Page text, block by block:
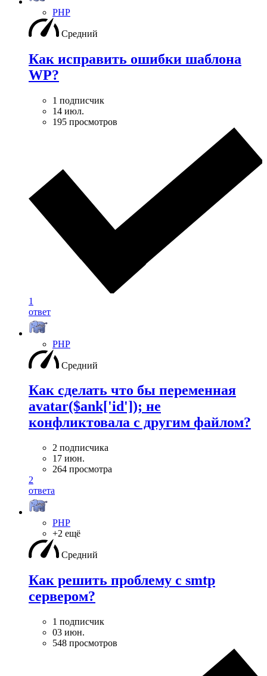
PHP
Средний
Как исправить ошибки шаблона
WP?
1 подписчик
14 июл.
195 просмотров
1
ответ
PHP
Средний
Как сделать что бы переменная
avatar($ank['id']); не
конфликтовала с другим файлом?
2 подписчика
17 июн.
264 просмотра
2
ответа
PHP
+2 ещё
Средний
Как решить проблему с smtp
сервером?
1 подписчик
03 июн.
548 просмотров